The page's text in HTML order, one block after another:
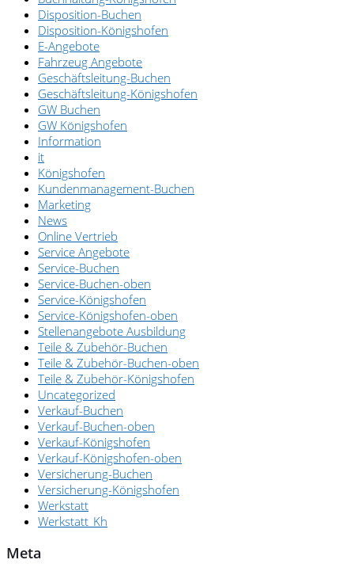
Disposition-Buchen
Disposition-Königshofen
E-Angebote
Fahrzeug Angebote
Geschäftsleitung-Buchen
Geschäftsleitung-Königshofen
GW Buchen
GW Königshofen
Information
it
Königshofen
Kundenmanagement-Buchen
Marketing
News
Online Vertrieb
Service Angebote
Service-Buchen
Service-Buchen-oben
Service-Königshofen
Service-Königshofen-oben
Stellenangebote Ausbildung
Teile & Zubehör-Buchen
Teile & Zubehör-Buchen-oben
Teile & Zubehör-Königshofen
Uncategorized
Verkauf-Buchen
Verkauf-Buchen-oben
Verkauf-Königshofen
Verkauf-Königshofen-oben
Versicherung-Buchen
Versicherung-Königshofen
Werkstatt
Werkstatt_Kh
Meta